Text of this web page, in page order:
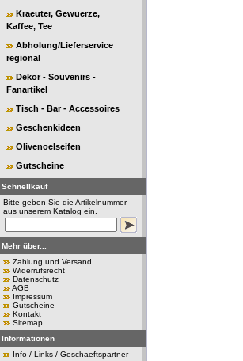
Kraeuter, Gewuerze,
Kaffee, Tee
Abholung/Lieferservice
regional
Dekor - Souvenirs -
Fanartikel
Tisch - Bar - Accessoires
Geschenkideen
Olivenoelseifen
Gutscheine
Schnellkauf
Bitte geben Sie die Artikelnummer
aus unserem Katalog ein.
Mehr über...
Zahlung und Versand
Widerrufsrecht
Datenschutz
AGB
Impressum
Gutscheine
Kontakt
Sitemap
Informationen
Info / Links / Geschaeftspartner